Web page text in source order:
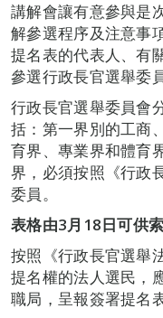
講解會讓有意參與是
解參選程序及注意事
提名表的代表人、有
參選行政長官選舉委
行政長官選舉委員會
括：第一界別的工商
育界、專業界和體育
界，必須按照《行政
委員。
表格由3月 18日可供
按照《行政長官選舉
提名權的法人選民，
職局，呈報簽署提名